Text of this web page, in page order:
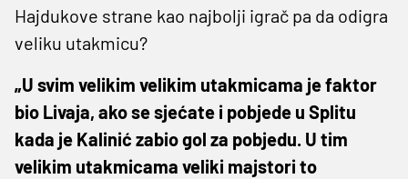
Hajdukove strane kao najbolji igrač pa da odigra
veliku utakmicu?
„U svim velikim velikim utakmicama je faktor
bio Livaja, ako se sjećate i pobjede u Splitu
kada je Kalinić zabio gol za pobjedu. U tim
velikim utakmicama veliki majstori to